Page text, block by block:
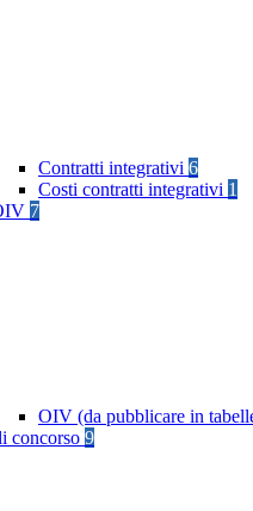
Contratti integrativi 6
Costi contratti integrativi 1
7
OIV (da pubblicare in
concorso 9